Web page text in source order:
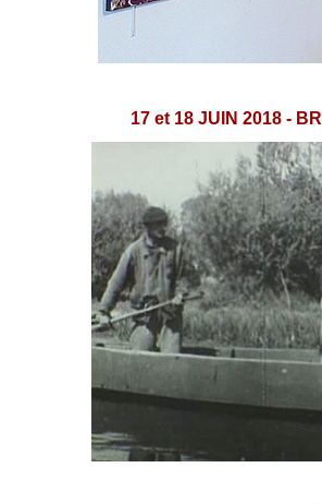
17 et 18 JUIN 2018 - BRI